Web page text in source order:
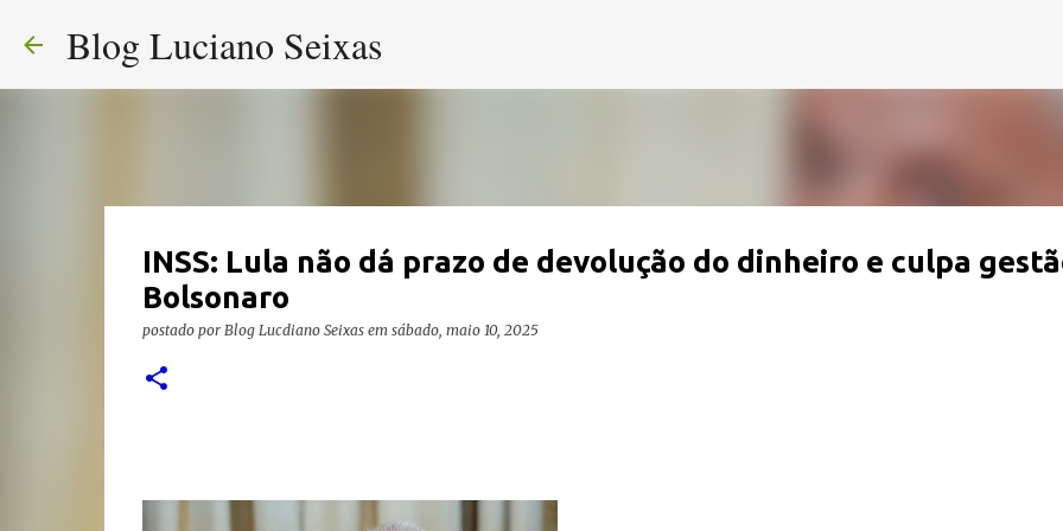
Blog Luciano Seixas
INSS: Lula não dá prazo de devolução do dinheiro e culpa
Bolsonaro
postado por Blog Lucdiano Seixas em sábado, maio 10, 2025